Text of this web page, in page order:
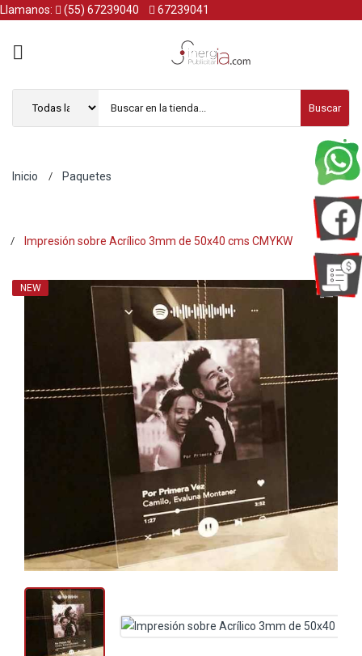
Llamanos: (55) 67239040 67239041
Buscar
Inicio Paquetes
Impresión sobre Acrílico 3mm de 50x40 cms CMYKW
NEW